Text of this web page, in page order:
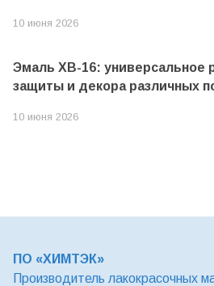
10 июня 2026
Эмаль ХВ-16: универсальное
защиты и декора различных
10 июня 2026
ПО «ХИМТЭК»
Производитель лакокрасочных